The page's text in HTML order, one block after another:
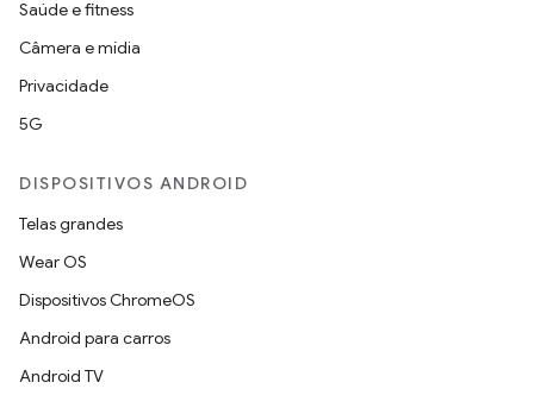
Saúde e fitness
Câmera e mídia
Privacidade
5G
DISPOSITIVOS ANDROID
Telas grandes
Wear OS
Dispositivos ChromeOS
Android para carros
Android TV